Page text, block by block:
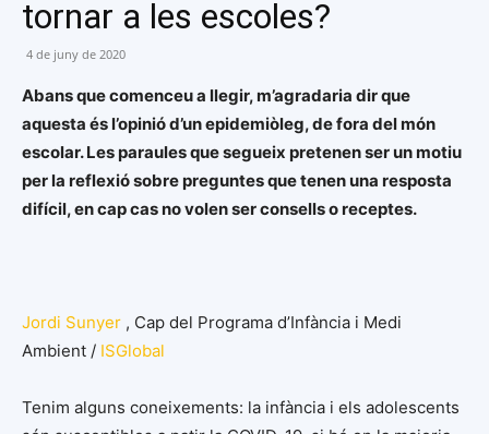
tornar a les escoles?
4 de juny de 2020
Abans que comenceu a llegir, m’agradaria dir que
aquesta és l’opinió d’un epidemiòleg, de fora del món
escolar. Les paraules que segueix pretenen ser un motiu
per la reflexió sobre preguntes que tenen una resposta
difícil, en cap cas no volen ser consells o receptes.
Jordi Sunyer , Cap del Programa d’Infància i Medi
Ambient / ISGlobal
Tenim alguns coneixements: la infància i els adolescents